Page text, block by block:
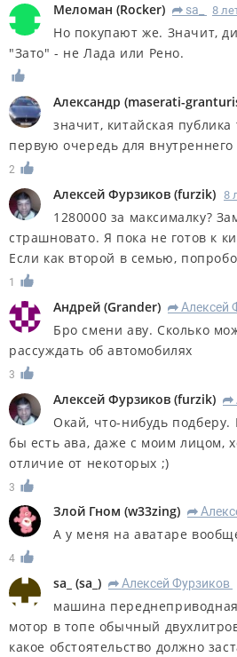
Меломан (Rocker) R sa_ 8
Но покупают же. Значит,
"Зато" - не Лада или Рено.
Александр (maserati-
значит, китайская
первую очередь для
2
Алексей Фурзиков (furzik) 8
1280000 за максималку?
страшновато. Я пока не готов к
Если как второй в семью,
1
Андрей (Grander) R Алексей
Бро смени аву. Сколько
рассуждать об автомобилях
3
Алексей Фурзиков (furzik) R
Окай, что-нибудь
бы есть ава, даже с моим лицом,
отличие от некоторых ;)
3
Злой Гном (w33zing) R
А у меня на аватаре
4
sa_ (sa_ ) R Алексей Фурзиков
машина
мотор в топе обычный
какое обстоятельство должно